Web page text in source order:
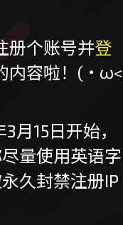
册个账号并登
内容啦！(・ω<
月15日开始，
量使用英语字
久封禁注册IP